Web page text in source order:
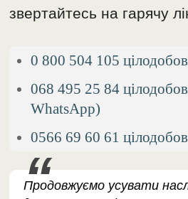
звертайтесь на гарячу
0 800 504 105
068 495 25 84
WhatsApp)
0566 69 60 61
Продовжуємо усувати